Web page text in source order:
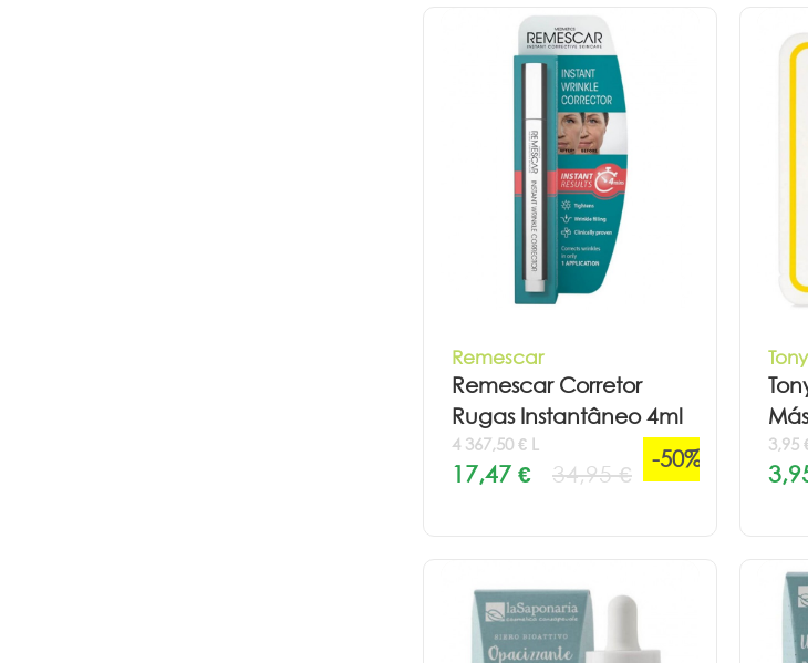
Remescar
Remescar Corretor
Rugas Instantâneo 4ml
4 367,50 € L
17,47 € 34,95 €
-50%
3,95